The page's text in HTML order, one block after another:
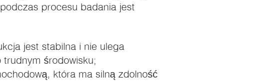
procesu badania jest
jest stabilna i nie ulega
środowisku;
która ma silną zdolność